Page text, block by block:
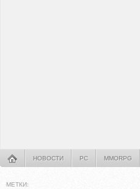
НОВОСТИ PC MMORPG
МЕТКИ: